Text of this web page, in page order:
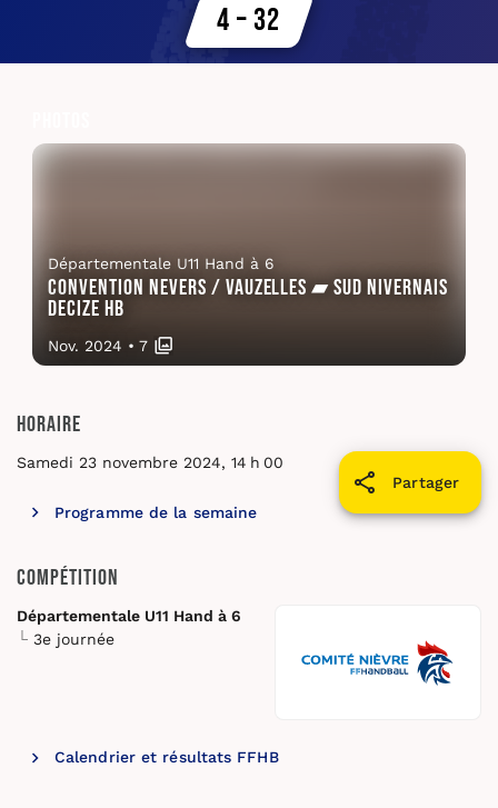
4 – 32
Départementale U11 Hand à 6
Convention Nevers / Vauzelles ▰ Sud Nivernais
Decize HB
Nov. 2024 • 7
Horaire
Partager
Samedi 23 novembre 2024, 14 h 00
Programme de la semaine
Compétition
Départementale U11 Hand à 6
3e journée
Calendrier et résultats FFHB